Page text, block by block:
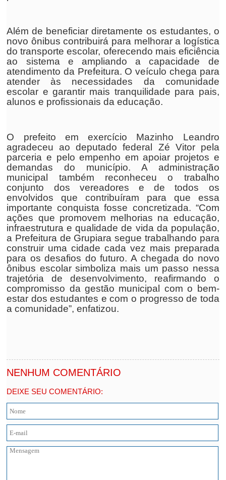
Além de beneficiar diretamente os estudantes, o
novo ônibus contribuirá para melhorar a logística
do transporte escolar, oferecendo mais eficiência
ao sistema e ampliando a capacidade de
atendimento da Prefeitura. O veículo chega para
atender às necessidades da comunidade
escolar e garantir mais tranquilidade para pais,
alunos e profissionais da educação.
O prefeito em exercício Mazinho Leandro
agradeceu ao deputado federal Zé Vitor pela
parceria e pelo empenho em apoiar projetos e
demandas do município. A administração
municipal também reconheceu o trabalho
conjunto dos vereadores e de todos os
envolvidos que contribuíram para que essa
importante conquista fosse concretizada. “Com
ações que promovem melhorias na educação,
infraestrutura e qualidade de vida da população,
a Prefeitura de Grupiara segue trabalhando para
construir uma cidade cada vez mais preparada
para os desafios do futuro. A chegada do novo
ônibus escolar simboliza mais um passo nessa
trajetória de desenvolvimento, reafirmando o
compromisso da gestão municipal com o bem-
estar dos estudantes e com o progresso de toda
a comunidade”, enfatizou.
NENHUM COMENTÁRIO
DEIXE SEU COMENTÁRIO: